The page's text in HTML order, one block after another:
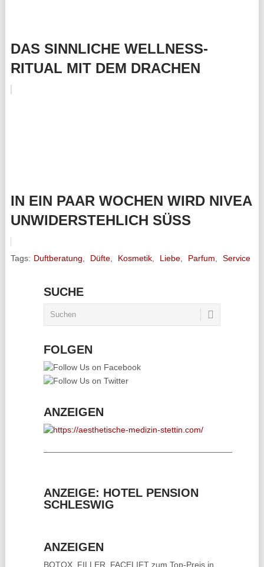
DAS SINNLICHE WELLNESS-
RITUAL MIT DEM DRACHEN
IN EIN PAAR WOCHEN WIRD NIVEA
UNWIDERSTEHLICH SÜSS
Tags: Duftberatung Düfte, Kosmetik, Liebe, Parfum Service
SUCHE
FOLGEN
ANZEIGEN
ANZEIGE: HOTEL PENSION
SCHLESWIG
ANZEIGEN
BOTOX, FILLER, FACELIFTzum Top-Preis in